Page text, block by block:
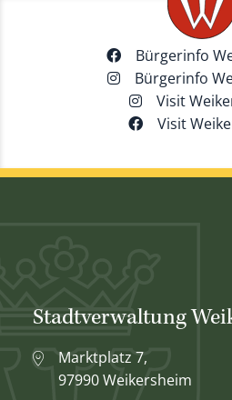
Bürgerinfo
Bürgerinfo
Visit
Visit
Stadtverwaltung
Marktplatz 7,
97990 Weikersheim